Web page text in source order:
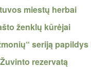
miestų herbai
ženklų kūrėjai
seriją
rezervatą